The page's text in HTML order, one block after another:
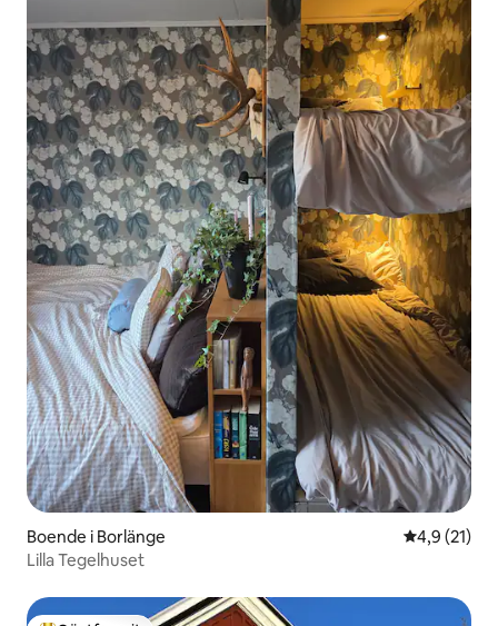
Boende i Borlänge 4,9 av 5 i
4,9 (21)
Lilla Tegelhuset